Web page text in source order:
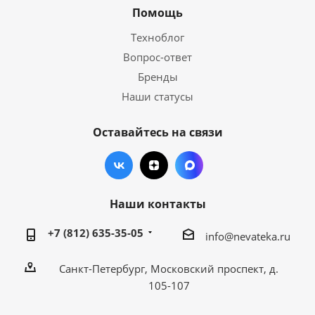
Помощь
Техноблог
Вопрос-ответ
Бренды
Наши статусы
Оставайтесь на связи
Наши контакты
+7 (812) 635-35-05 info@nevateka.ru
Санкт-Петербург, Московский проспект, д.
105-107